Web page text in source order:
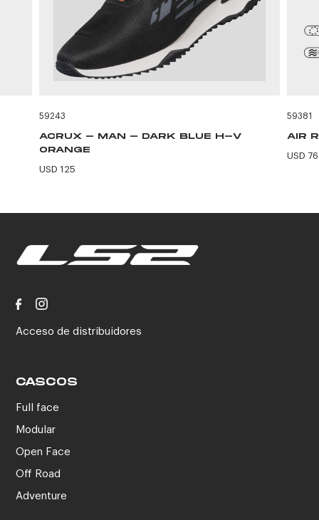
59243
ACRUX - MAN - DARK BLUE H-V
ORANGE
USD 125
59381
AIR
USD 76
Acceso de distribuidores
CASCOS
Full face
Modular
Open Face
Off Road
Adventure